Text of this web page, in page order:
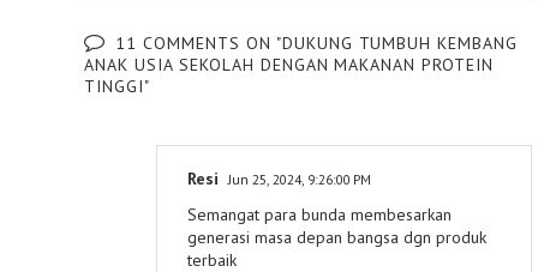
11 COMMENTS ON "DUKUNG TUMBUH KEMBANG
ANAK USIA SEKOLAH DENGAN MAKANAN PROTEIN
TINGGI"
Resi Jun 25, 2024, 9:26:00 PM
Semangat para bunda membesarkan
generasi masa depan bangsa dgn produk
terbaik